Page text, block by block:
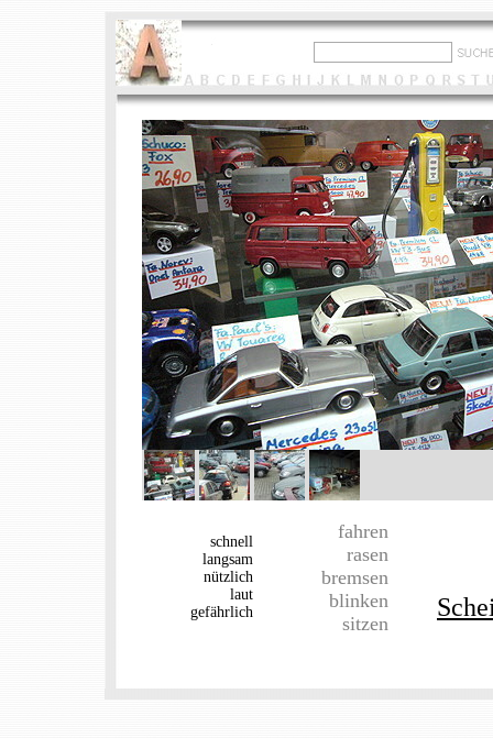
schnell
langsam
nützlich
laut
gefährlich
fahren
rasen
bremsen
blinken
sitzen